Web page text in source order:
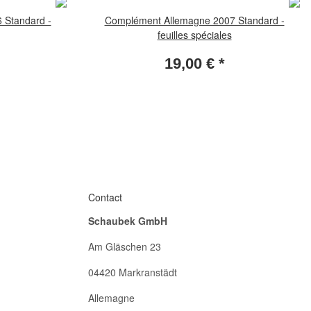
Standard -
Complément Allemagne 2007 Standard -
feuilles spéciales
19,00 € *
Contact
Schaubek GmbH
Am Gläschen 23
04420 Markranstädt
Allemagne